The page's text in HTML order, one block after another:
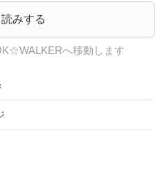
みする
へ移動します